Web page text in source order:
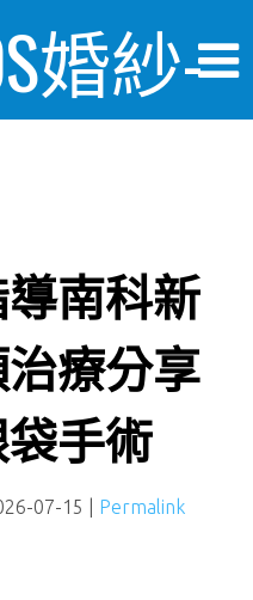
婚紗-
南科新
療分享
手術
07-15 Permalink